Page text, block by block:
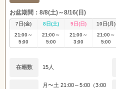
お盆期間：8/8(土)～8/16(日)
7日(金) 8日(土) 9日(日) 10日(月)
21:00～
5:00
21:00～
5:00
21:00～
3:00
21:00～
5:00
在籍数 15人
月〜土 21:00～5:00（3:00